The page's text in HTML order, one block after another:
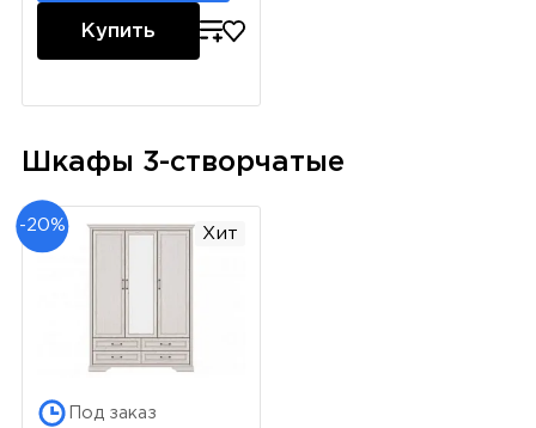
Купить
Шкафы 3-створчатые
-20% Хит
Под заказ